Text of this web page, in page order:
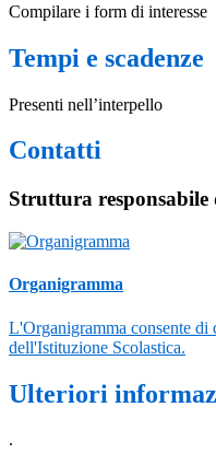
Compilare i form di interesse
Tempi e scadenze
Presenti nell’interpello
Contatti
Struttura responsabile
Organigramma
L'Organigramma consente di
dell'Istituzione Scolastica.
Ulteriori
.